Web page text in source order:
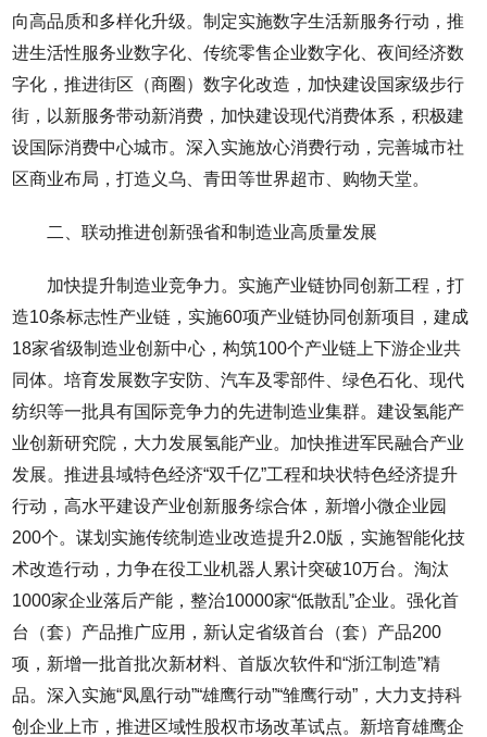
向高品质和多样化升级。制定实施数字生活新服务行动，推
进生活性服务业数字化、传统零售企业数字化、夜间经济数
字化，推进街区（商圈）数字化改造，加快建设国家级步行
街，以新服务带动新消费，加快建设现代消费体系，积极建
设国际消费中心城市。深入实施放心消费行动，完善城市社
区商业布局，打造义乌、青田等世界超市、购物天堂。
二、联动推进创新强省和制造业高质量发展
加快提升制造业竞争力。实施产业链协同创新工程，打
造10条标志性产业链，实施60项产业链协同创新项目，建成
18家省级制造业创新中心，构筑100个产业链上下游企业共
同体。培育发展数字安防、汽车及零部件、绿色石化、现代
纺织等一批具有国际竞争力的先进制造业集群。建设氢能产
业创新研究院，大力发展氢能产业。加快推进军民融合产业
发展。推进县域特色经济“双千亿”工程和块状特色经济提升
行动，高水平建设产业创新服务综合体，新增小微企业园
200个。谋划实施传统制造业改造提升2.0版，实施智能化技
术改造行动，力争在役工业机器人累计突破10万台。淘汰
1000家企业落后产能，整治10000家“低散乱”企业。强化首
台（套）产品推广应用，新认定省级首台（套）产品200
项，新增一批首批次新材料、首版次软件和“浙江制造”精
品。深入实施“凤凰行动”“雄鹰行动”“雏鹰行动”，大力支持科
创企业上市，推进区域性股权市场改革试点。新培育雄鹰企